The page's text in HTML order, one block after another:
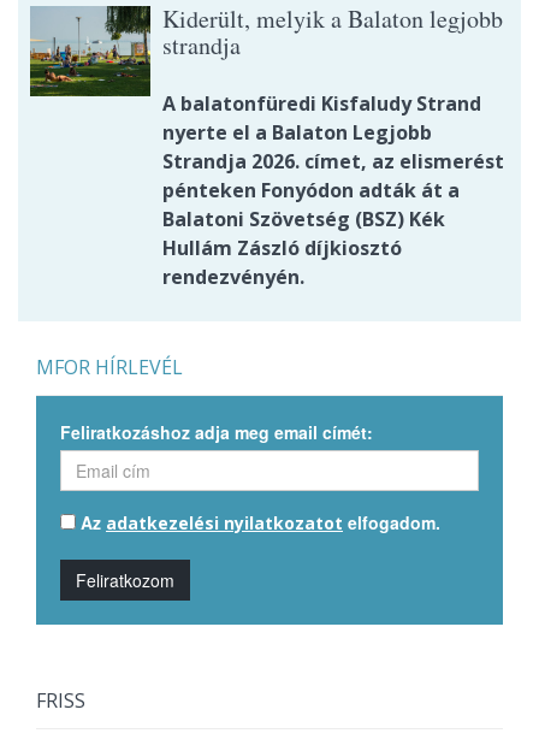
Kiderült, melyik a Balaton legjobb
strandja
A balatonfüredi Kisfaludy Strand
nyerte el a Balaton Legjobb
Strandja 2026. címet, az elismerést
pénteken Fonyódon adták át a
Balatoni Szövetség (BSZ) Kék
Hullám Zászló díjkiosztó
rendezvényén.
MFOR HÍRLEVÉL
Feliratkozáshoz adja meg email címét:
Az adatkezelési nyilatkozatot elfogadom.
Feliratkozom
FRISS